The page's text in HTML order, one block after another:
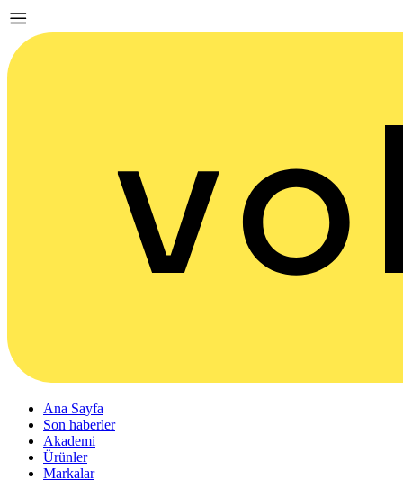
Ana Sayfa
Son haberler
Akademi
Ürünler
Markalar